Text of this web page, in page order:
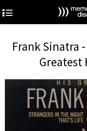
4
Frank Sinatra
Greatest